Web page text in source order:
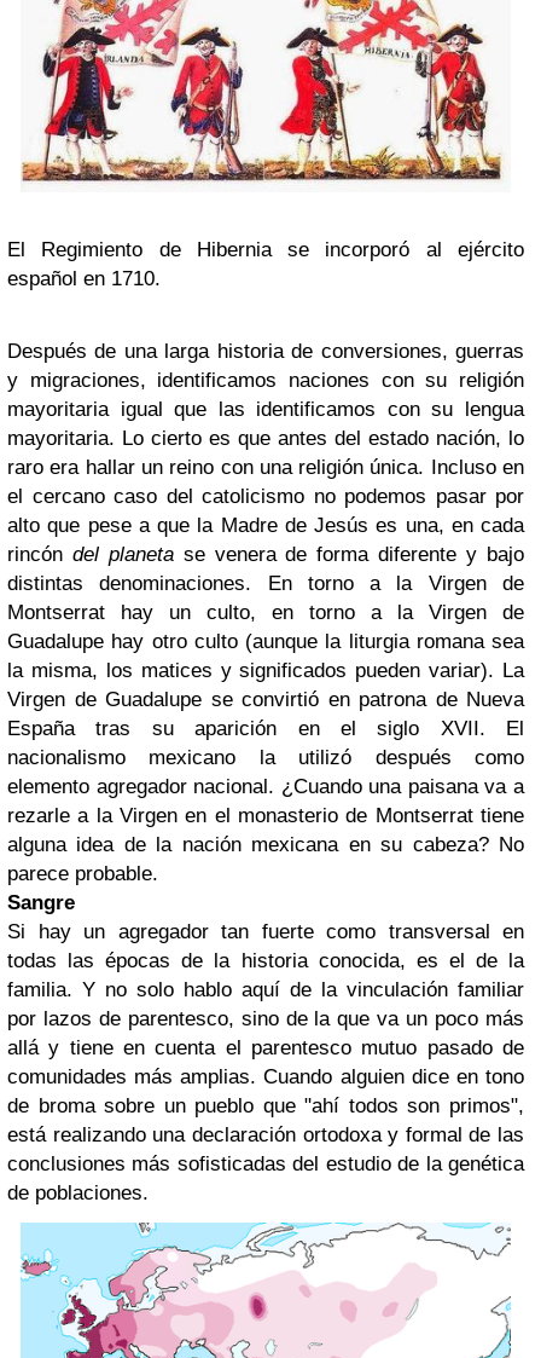
El Regimiento de Hibernia se incorporó al ejército
español en 1710.
Después de una larga historia de conversiones, guerras
y migraciones, identificamos naciones con su religión
mayoritaria igual que las identificamos con su lengua
mayoritaria. Lo cierto es que antes del estado nación, lo
raro era hallar un reino con una religión única. Incluso en
el cercano caso del catolicismo no podemos pasar por
alto que pese a que la Madre de Jesús es una, en cada
rincón del planetase venera de forma diferente y bajo
distintas denominaciones. En torno a la Virgen de
Montserrat hay un culto, en torno a la Virgen de
Guadalupe hay otro culto (aunque la liturgia romana sea
la misma, los matices y significados pueden variar). La
Virgen de Guadalupe se convirtió en patrona de Nueva
España tras su aparición en el siglo XVII. El
nacionalismo mexicano la utilizó después como
elemento agregador nacional. ¿Cuando una paisana va a
rezarle a la Virgen en el monasterio de Montserrat tiene
alguna idea de la nación mexicana en su cabeza? No
parece probable.
Sangre
Si hay un agregador tan fuerte como transversal en
todas las épocas de la historia conocida, es el de la
familia. Y no solo hablo aquí de la vinculación familiar
por lazos de parentesco, sino de la que va un poco más
allá y tiene en cuenta el parentesco mutuo pasado de
comunidades más amplias. Cuando alguien dice en tono
de broma sobre un pueblo que "ahí todos son primos",
está realizando una declaración ortodoxa y formal de las
conclusiones más sofisticadas del estudio de la genética
de poblaciones.